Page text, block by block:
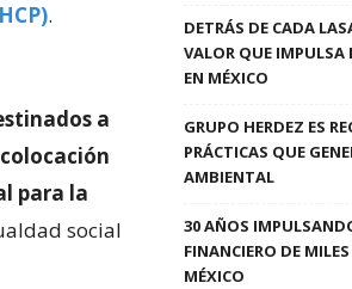
.
a
para la
social
DETRÁS DE CADA
VALOR QUE IMPULSA
EN MÉXICO
GRUPO HERDEZ ES
PRÁCTICAS QUE
AMBIENTAL
30 AÑOS
FINANCIERO DE
MÉXICO